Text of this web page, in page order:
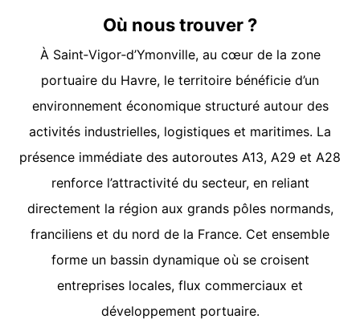
Où nous trouver ?
À Saint‑Vigor‑d’Ymonville, au cœur de la zone
portuaire du Havre, le territoire bénéficie d’un
environnement économique structuré autour des
activités industrielles, logistiques et maritimes. La
présence immédiate des autoroutes A13, A29 et A28
renforce l’attractivité du secteur, en reliant
directement la région aux grands pôles normands,
franciliens et du nord de la France. Cet ensemble
forme un bassin dynamique où se croisent
entreprises locales, flux commerciaux et
développement portuaire.